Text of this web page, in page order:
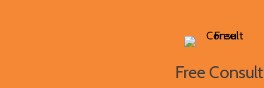
Free Consult